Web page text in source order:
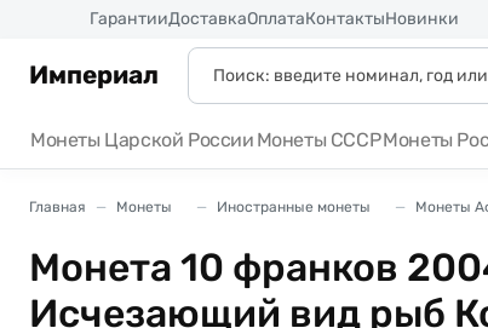
ГарантииДоставкаОплатаКонтактыНовинки
Империал
Монеты Царской России Монеты СССРМонеты
Главная Монеты Иностранные монеты Монеты
Монета 10 франков
Исчезающий вид рыб